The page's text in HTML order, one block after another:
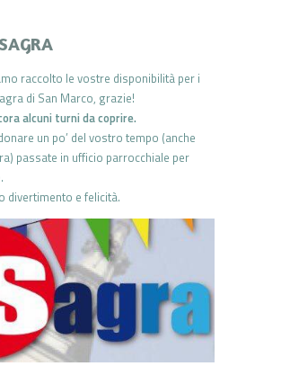
raccolto le vostre disponibilità per i
di San Marco, grazie!
alcuni turni da coprire.
un po’ del vostro tempo (anche
passate in ufficio parrocchiale per
divertimento e felicità.